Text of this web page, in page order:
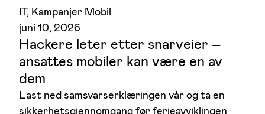
IT, Kampanjer Mobil
juni 10, 2026
Hackere leter etter snarveier –
ansattes mobiler kan være en av
dem
Last ned samsvarserklæringen vår og ta en
sikkerhetsgjennomgang før ferieavviklingen